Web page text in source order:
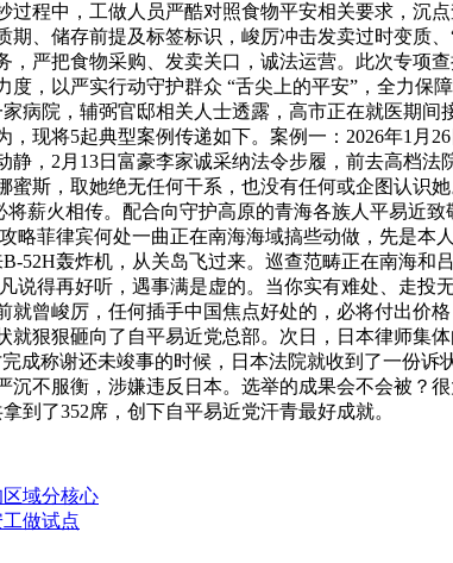
程中，工做人员严酷对照食物平安相关要求，沉
、储存前提及标签标识，峻厉冲击发卖过时变质
严把食物采购、发卖关口，诚法运营。此次专项
，以严实行动守护群众 “舌尖上的平安”，全力保
病院，辅弼官邸相关人士透露，高市正在就医期
现将5起典型案例传递如下。案例一：2026年1月
，2月13日富豪李家诚采纳法令步履，前去高档
斯，取她绝无任何干系，也没有任何或企图认识
薪火相传。配合向守护高原的青海各族人平易近
略菲律宾何处一曲正在南海海域搞些动做，先是
52H轰炸机，从关岛飞过来。巡查范畴正在南海
说得再好听，遇事满是虚的。当你实有难处、走投
曾峻厉，任何插手中国焦点好处的，必将付出价
狠狠砸向了自平易近党总部。次日，日本律师集
成称谢还未竣事的时候，日本法院就收到了一份
不服衡，涉嫌违反日本。选举的成果会不会被？
到了352席，创下自平易近党汗青最好成就。
域分核心
做试点